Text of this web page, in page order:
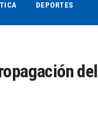
DEPORTES
del